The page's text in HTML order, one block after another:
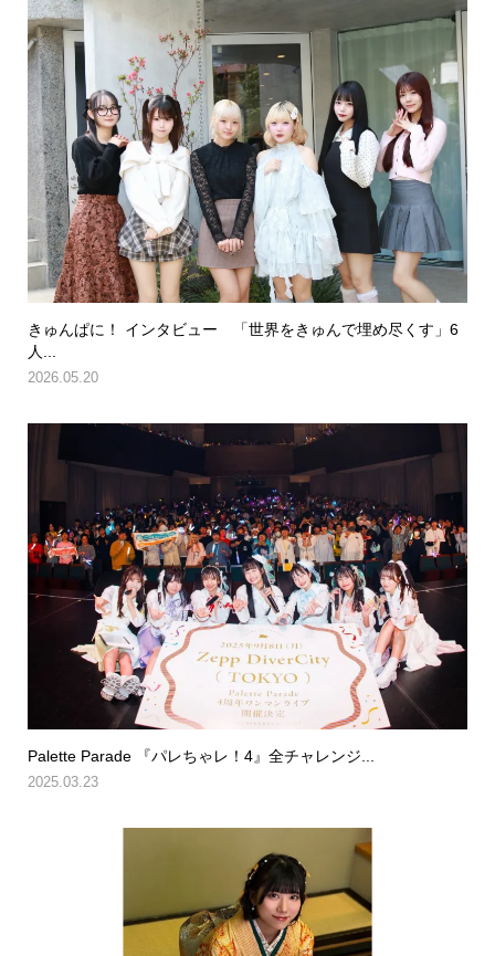
きゅんぱに！ インタビュー 「世界をきゅんで埋め尽くす」6
人...
2026.05.20
Palette Parade 『パレちゃレ！4』全チャレンジ...
2025.03.23